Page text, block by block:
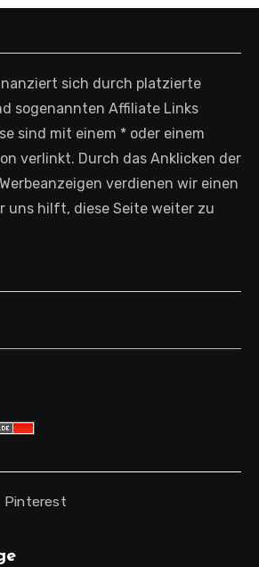
sich durch platzierte
sogenannten Affiliate Links
sind mit einem * oder einem
verlinkt. Durch das Anklicken der
verdienen wir einen
uns hilft, diese Seite weiter zu
Pinterest